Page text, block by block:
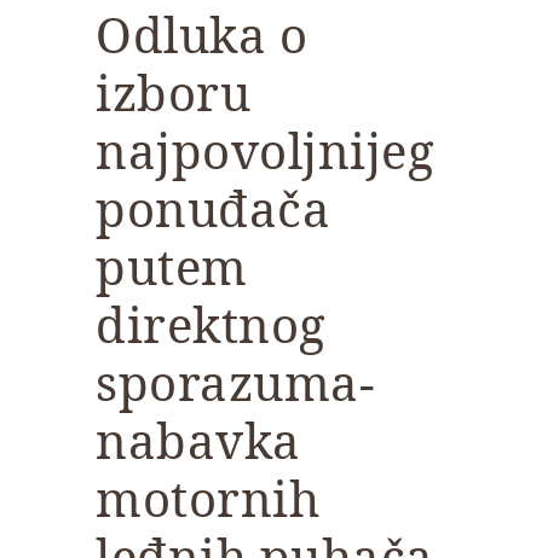
Odluka o
izboru
najpovoljnijeg
ponuđača
putem
direktnog
sporazuma-
nabavka
motornih